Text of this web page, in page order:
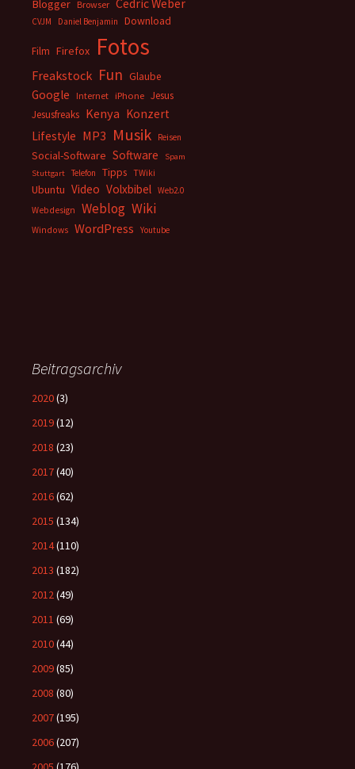
Blogger Browser Cedric Weber
CVJM Daniel Benjamin Download
Film Firefox Fotos
Freakstock Fun Glaube
Google Internet iPhone Jesus
Jesusfreaks Kenya Konzert
Lifestyle MP3 Musik Reisen
Social-Software Software
Spam
Stuttgart
Telefon Tipps TWiki
Ubuntu Video Volxbibel Web2.0
Webdesign
Weblog Wiki
Windows WordPress Youtube
Beitragsarchiv
2020(3)
2019(12)
2018 (23)
2017(40)
2016(62)
2015 (134)
2014(110)
2013 (182)
2012(49)
2011 (69)
2010(44)
2009(85)
2008 (80)
2007(195)
2006(207)